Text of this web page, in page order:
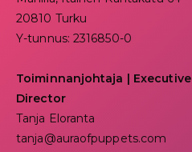
20810 Turku
Y-tunnus: 2316850-0
Toiminnanjohtaja | Executive
Director
Tanja Eloranta
tanja@auraofpuppets.com